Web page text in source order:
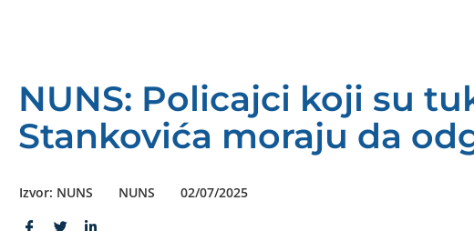
NUNS: Policajci koji su
Stankovića moraju da
Izvor: NUNS NUNS 02/07/2025